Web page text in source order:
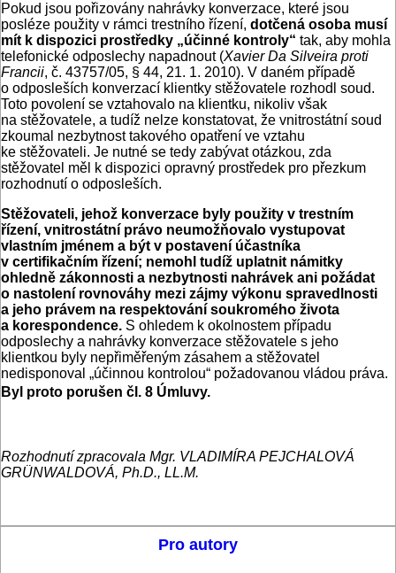
Pokud jsou pořizovány nahrávky konverzace, které jsou
posléze použity v rámci trestního řízení, dotčená osoba musí
mít k dispozici prostředky „účinné kontroly“ tak, aby mohla
telefonické odposlechy napadnout (Xavier Da Silveira proti
Francii, č. 43757/05, § 44, 21. 1. 2010). V daném případě
o odposleších konverzací klientky stěžovatele rozhodl soud.
Toto povolení se vztahovalo na klientku, nikoliv však
na stěžovatele, a tudíž nelze konstatovat, že vnitrostátní soud
zkoumal nezbytnost takového opatření ve vztahu
ke stěžovateli. Je nutné se tedy zabývat otázkou, zda
stěžovatel měl k dispozici opravný prostředek pro přezkum
rozhodnutí o odposleších.
Stěžovateli, jehož konverzace byly použity v trestním
řízení, vnitrostátní právo neumožňovalo vystupovat
vlastním jménem a být v postavení účastníka
v certifikačním řízení; nemohl tudíž uplatnit námitky
ohledně zákonnosti a nezbytnosti nahrávek ani požádat
o nastolení rovnováhy mezi zájmy výkonu spravedlnosti
a jeho právem na respektování soukromého života
a korespondence. S ohledem k okolnostem případu
odposlechy a nahrávky konverzace stěžovatele s jeho
klientkou byly nepřiměřeným zásahem a stěžovatel
nedisponoval „účinnou kontrolou“ požadovanou vládou práva.
Byl proto porušen čl. 8 Úmluvy.
Rozhodnutí zpracovala Mgr. VLADIMÍRA PEJCHALOVÁ
GRÜNWALDOVÁ, Ph.D., LL.M.
Pro autory